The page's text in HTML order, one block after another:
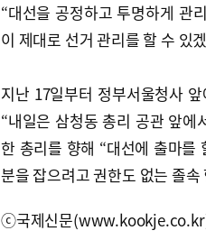
“대선을 공정하고 투명하게 관
이 제대로 선거 관리를 할 수 있
지난 17일부터 정부서울청사
“내일은 삼청동 총리 공관 앞에
한 총리를 향해 “대선에 출마를
분을 잡으려고 권한도 없는 졸
ⓒ국제신문